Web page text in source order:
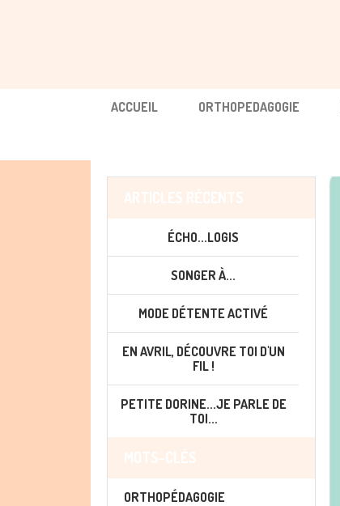
ACCUEIL ORTHOPEDAGOGIE
ÉCHO...LOGIS
SONGER À...
MODE DÉTENTE ACTIVÉ
EN AVRIL, DÉCOUVRE TOI D'UN
FIL !
PETITE DORINE...JE PARLE DE
TOI...
ORTHOPÉDAGOGIE